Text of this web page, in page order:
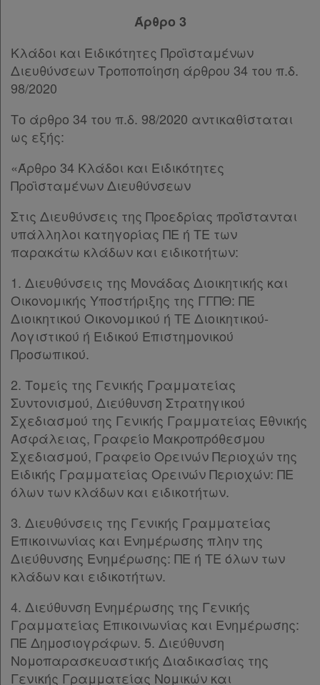
Άρθρο 3
Κλάδοι και Ειδικότητες Προϊσταμένων
Διευθύνσεων Τροποποίηση άρθρου 34 του π.δ.
98/2020
Το άρθρο 34 του π.δ. 98/2020 αντικαθίσταται
ως εξής:
«Άρθρο 34 Κλάδοι και Ειδικότητες
Προϊσταμένων Διευθύνσεων
Στις Διευθύνσεις της Προεδρίας προΐστανται
υπάλληλοι κατηγορίας ΠΕ ή ΤΕ των
παρακάτω κλάδων και ειδικοτήτων:
1. Διευθύνσεις της Μονάδας Διοικητικής και
Οικονομικής Υποστήριξης της ΓΓΠΘ: ΠΕ
Διοικητικού Οικονομικού ή ΤΕ Διοικητικού-
Λογιστικού ή Ειδικού Επιστημονικού
Προσωπικού.
2. Τομείς της Γενικής Γραμματείας
Συντονισμού, Διεύθυνση Στρατηγικού
Σχεδιασμού της Γενικής Γραμματείας Εθνικής
Ασφάλειας, Γραφείο Μακροπρόθεσμου
Σχεδιασμού, Γραφείο Ορεινών Περιοχών της
Ειδικής Γραμματείας Ορεινών Περιοχών: ΠΕ
όλων των κλάδων και ειδικοτήτων.
3. Διευθύνσεις της Γενικής Γραμματείας
Επικοινωνίας και Ενημέρωσης πλην της
Διεύθυνσης Ενημέρωσης: ΠΕ ή ΤΕ όλων των
κλάδων και ειδικοτήτων.
4. Διεύθυνση Ενημέρωσης της Γενικής
Γραμματείας Επικοινωνίας και Ενημέρωσης:
ΠΕ Δημοσιογράφων. 5. Διεύθυνση
Νομοπαρασκευαστικής Διαδικασίας της
Γενικής Γραμματείας Νομικών και